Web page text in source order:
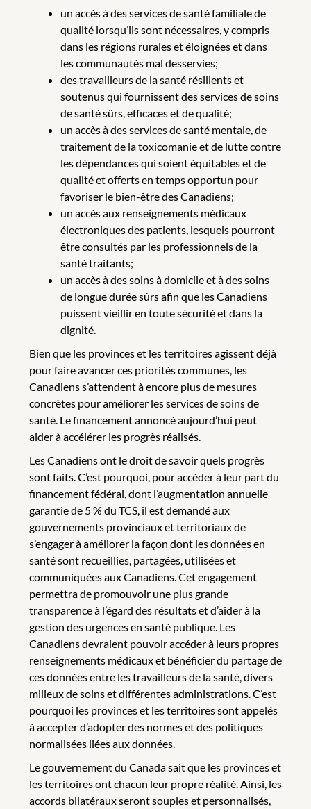
un accès à des services de santé familiale de
qualité lorsqu’ils sont nécessaires, y compris
dans les régions rurales et éloignées et dans
les communautés mal desservies;
des travailleurs de la santé résilients et
soutenus qui fournissent des services de soins
de santé sûrs, efficaces et de qualité;
un accès à des services de santé mentale, de
traitement de la toxicomanie et de lutte contre
les dépendances qui soient équitables et de
qualité et offerts en temps opportun pour
favoriser le bien-être des Canadiens;
un accès aux renseignements médicaux
électroniques des patients, lesquels pourront
être consultés par les professionnels de la
santé traitants;
un accès à des soins à domicile et à des soins
de longue durée sûrs afin que les Canadiens
puissent vieillir en toute sécurité et dans la
dignité.
Bien que les provinces et les territoires agissent déjà
pour faire avancer ces priorités communes, les
Canadiens s’attendent à encore plus de mesures
concrètes pour améliorer les services de soins de
santé. Le financement annoncé aujourd’hui peut
aider à accélérer les progrès réalisés.
Les Canadiens ont le droit de savoir quels progrès
sont faits. C’est pourquoi, pour accéder à leur part du
financement fédéral, dont l’augmentation annuelle
garantie de 5 % du TCS, il est demandé aux
gouvernements provinciaux et territoriaux de
s’engager à améliorer la façon dont les données en
santé sont recueillies, partagées, utilisées et
communiquées aux Canadiens. Cet engagement
permettra de promouvoir une plus grande
transparence à l’égard des résultats et d’aider à la
gestion des urgences en santé publique. Les
Canadiens devraient pouvoir accéder à leurs propres
renseignements médicaux et bénéficier du partage de
ces données entre les travailleurs de la santé, divers
milieux de soins et différentes administrations. C’est
pourquoi les provinces et les territoires sont appelés
à accepter d’adopter des normes et des politiques
normalisées liées aux données.
Le gouvernement du Canada sait que les provinces et
les territoires ont chacun leur propre réalité. Ainsi, les
accords bilatéraux seront souples et personnalisés,